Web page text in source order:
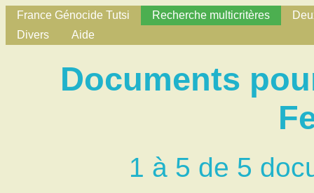
France Génocide Tutsi Recherche multicritères
Divers
Aide
Documents
1 à 5 de 5